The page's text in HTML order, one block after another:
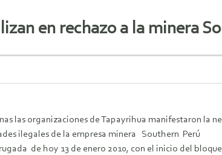
en rechazo a la minera
las organizaciones de Tapayrihua manifestaron la
ilegales de la empresa minera Southern Perú
de hoy 13 de enero 2010, con el inicio del